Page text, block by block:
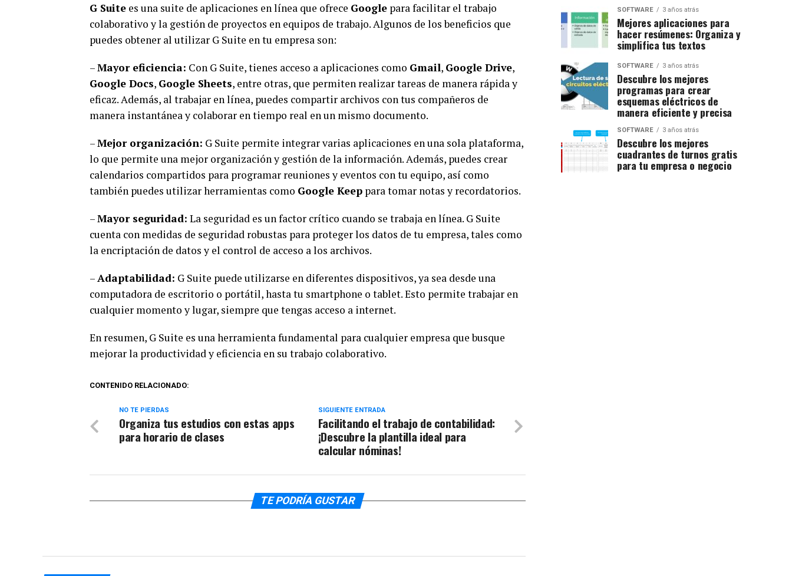
G Suite es una suite de aplicaciones en línea que ofrece Google para facilitar el trabajo
colaborativo y la gestión de proyectos en equipos de trabajo. Algunos de los beneficios que
puedes obtener al utilizar G Suite en tu empresa son:
–Mayor eficiencia: Con G Suite, tienes acceso a aplicaciones como Gmail, Google Drive,
Google Docs, Google Sheets, entre otras, que permiten realizar tareas de manera rápida y
eficaz. Además, al trabajar en línea, puedes compartir archivos con tus compañeros de
manera instantánea y colaborar en tiempo real en un mismo documento.
–Mejor organización: G Suite permite integrar varias aplicaciones en una sola plataforma,
lo que permite una mejor organización y gestión de la información. Además, puedes crear
calendarios compartidos para programar reuniones y eventos con tu equipo, así como
también puedes utilizar herramientas como Google Keep para tomar notas y recordatorios.
–Mayor seguridad: La seguridad es un factor crítico cuando se trabaja en línea. G Suite
cuenta con medidas de seguridad robustas para proteger los datos de tu empresa, tales como
la encriptación de datos y el control de acceso a los archivos.
–Adaptabilidad: G Suite puede utilizarse en diferentes dispositivos, ya sea desde una
computadora de escritorio o portátil, hasta tu smartphone o tablet. Esto permite trabajar en
cualquier momento y lugar, siempre que tengas acceso a internet.
En resumen, G Suite es una herramienta fundamental para cualquier empresa que busque
mejorar la productividad y eficiencia en su trabajo colaborativo.
CONTENIDO RELACIONADO:
SIGUIENTE ENTRADA
Facilitando el trabajo de contabilidad:
¡Descubre la plantilla ideal para
calcular nóminas!
NO TE PIERDAS
Organiza tus estudios con estas apps
para horario de clases
TE PODRÍA GUSTAR
SOFTWARE 3 años atrás
Mejores aplicaciones para
hacer resúmenes: Organiza y
simplifica tus textos
SOFTWARE 3 años atrás
Descubre los mejores
programas para crear
esquemas eléctricos de
manera eficiente y precisa
SOFTWARE 3 años atrás
Descubre los mejores
cuadrantes de turnos gratis
para tu empresa o negocio